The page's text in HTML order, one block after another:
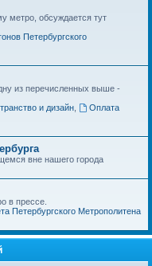
метро, обсуждается тут
Петербургского
из перечисленных выше -
и дизайн,
Оплата
вне нашего города
в прессе.
Петербургского Метрополитена